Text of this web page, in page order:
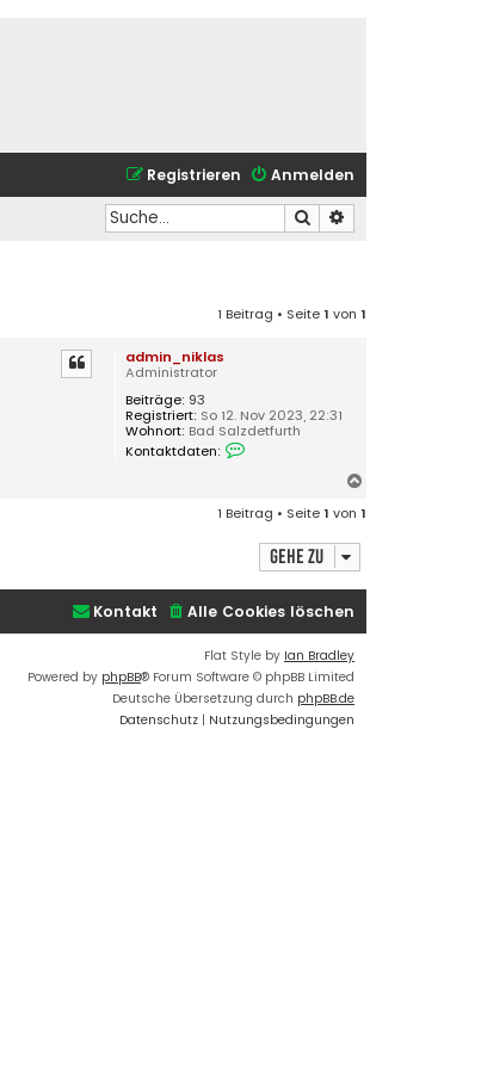
Anmelden
Registrieren
Suche
1 Beitrag • Seite1 von 1
admin_niklas
Administrator
Beiträge: 93
Registriert: So 12. Nov 2023, 22:31
Wohnort: Bad Salzdetfurth
Kontaktdaten:
a
k
n
v
o
n
a
d
m
i
b
n
1 Beitrag • Seite1 von 1
Gehe zu
Alle Cookies löschen
Kontakt
Flat Style by Ian Bradley
Powered by phpBB® Forum Software © phpBB Limited
Deutsche Übersetzung durch phpBB.de
Datenschutz | Nutzungsbedingungen